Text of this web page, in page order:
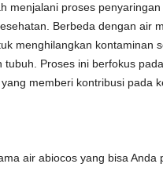
menjalani proses
Berbeda dengan air
menghilangkan kontaminan
Proses ini berfokus
memberi kontribusi pada
air abiocos yang bisa Anda